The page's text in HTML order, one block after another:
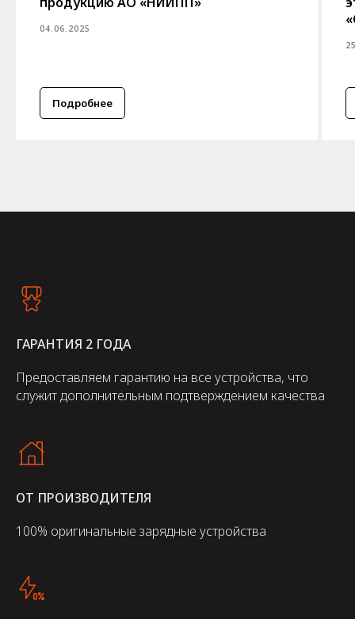
04.06.2025
Подробнее
ГАРАНТИЯ 2 ГОДА
Предоставляем гарантию на все устройства, что
служит дополнительным подтверждением качества
ОТ ПРОИЗВОДИТЕЛЯ
100% оригинальные зарядные устройства